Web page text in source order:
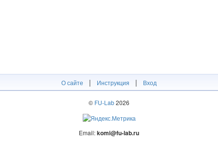
О сайте | Инструкция | Вход
© FU-Lab2026
Email:komi@fu-lab.ru